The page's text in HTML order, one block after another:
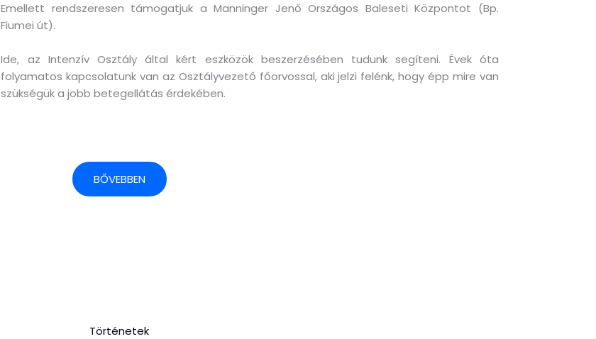
Emellett rendszeresen támogatjuk a Manninger Jenő Országos Baleseti Központot (Bp.
Fiumei út).
Ide, az Intenzív Osztály által kért eszközök beszerzésében tudunk segíteni. Évek óta
folyamatos kapcsolatunk van az Osztályvezető főorvossal, aki jelzi felénk, hogy épp mire van
szükségük a jobb betegellátás érdekében.
BŐVEBBEN
Történetek